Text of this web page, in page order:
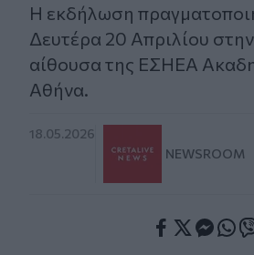
Η εκδήλωση
Δευτέρα 20 Απριλίου
αίθουσα της ΕΣΗΕΑ
Αθήνα.
18.05.2026
NEWSROOM